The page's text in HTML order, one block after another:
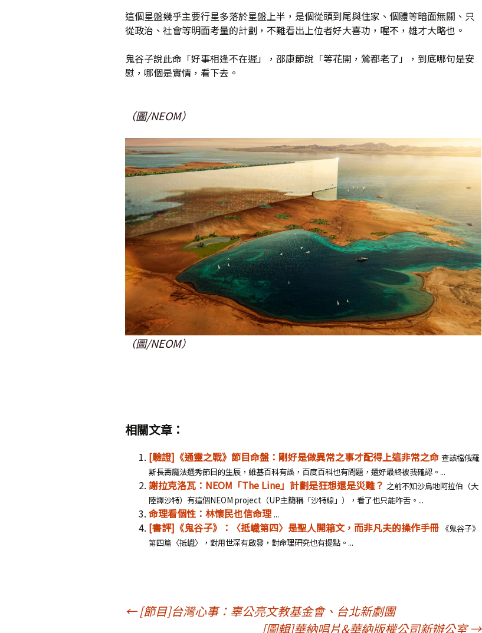
這個星盤幾乎主要行星多落於星盤上半，是個從頭到尾與住家、個體等暗面無關、只
從政治、社會等明面考量的計劃，不難看出上位者好大喜功，喔不，雄才大略也。
鬼谷子說此命「好事相逢不在遲」，邵康節說「等花開，鶯都老了」，到底哪句是安
慰，哪個是實情，看下去。
（圖/NEOM）
（圖/NEOM）
相關文章：
[驗證]《通靈之戰》節目命盤：剛好是做異常之事才配得上這非常之命 查該檔俄羅
斯長壽魔法選秀節目的生辰，維基百科有誤，百度百科也有問題，還好最終被我確認。...
謝拉克洛瓦：NEOM「The Line」計劃是狂想還是災難？ 之前不知沙烏地阿拉伯（大
陸譯沙特）有這個NEOM project（UP主簡稱「沙特線」），看了也只能咋舌。...
命理看個性：林懷民也信命理 ...
[書評]《鬼谷子》：〈抵巇第四〉是聖人開箱文，而非凡夫的操作手冊 《鬼谷子》
第四篇〈抵巇〉，對用世深有啟發，對命理研究也有提點。...
←[節目]台灣心事：辜公亮文教基金會、台北新劇團
[圖輯]華納唱片&華納版權公司新辦公室→